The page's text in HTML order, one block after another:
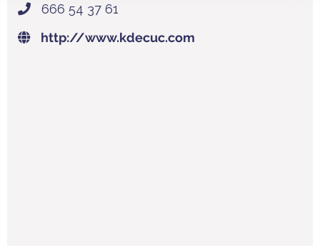
666 54 37 61
http://www.kdecuc.com